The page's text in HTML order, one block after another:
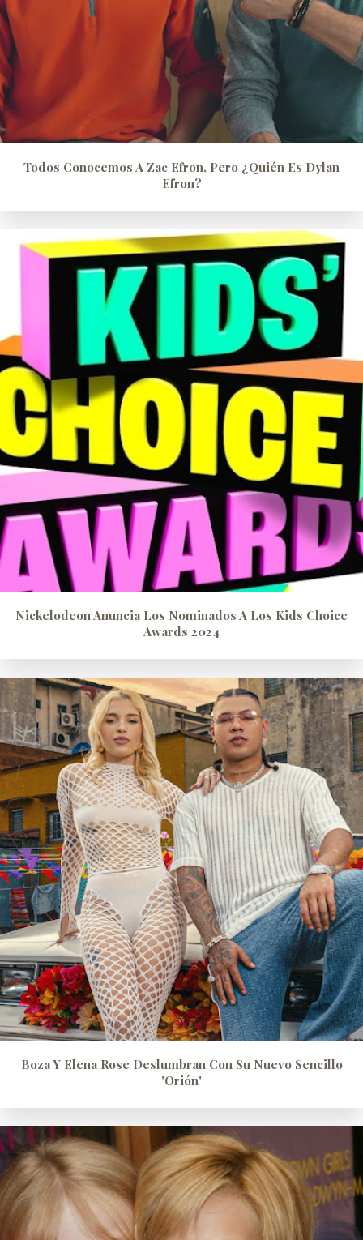
Todos Conocemos A Zac Efron, Pero ¿quién Es Dylan
Efron?
Nickelodeon Anuncia Los Nominados A Los Kids Choice
Awards 2024
Boza Y Elena Rose Deslumbran Con Su Nuevo Sencillo
'Orión'